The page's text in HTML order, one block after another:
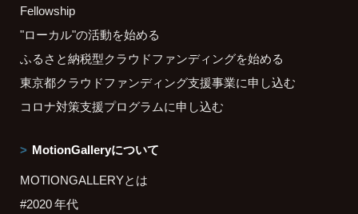
Fellowship
"ローカル"の活動を始める
ふるさと納税型クラウドファンディングを始める
東京都クラウドファンディング支援事業に申し込む
コロナ対策支援プログラムに申し込む
MotionGalleryについて
MOTIONGALLERYとは
#2020 年代